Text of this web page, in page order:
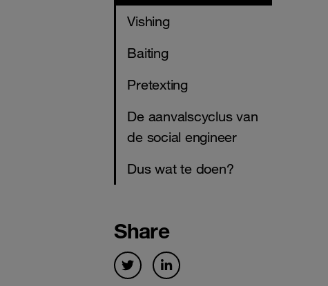
Vishing
Baiting
Pretexting
De aanvalscyclus van
de social engineer
Dus wat te doen?
Share